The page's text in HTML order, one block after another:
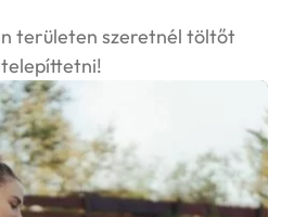
területen szeretnél töltőt
telepíttetni!